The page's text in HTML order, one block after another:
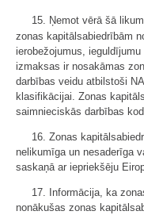
15. Ņemot vērā šā
zonas kapitālsabiedrībām
ierobežojumus,
izmaksas ir nosakāmas
darbības veidu atbilstoši
klasifikācijai. Zonas
saimnieciskās darbības
16. Zonas
nelikumīga un nesaderīga
saskaņā ar iepriekšēju
17. Informācija, ka
nonākušas zonas